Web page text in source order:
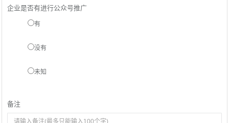
企业是否有进行公众号推广
有
没有
未知
备注